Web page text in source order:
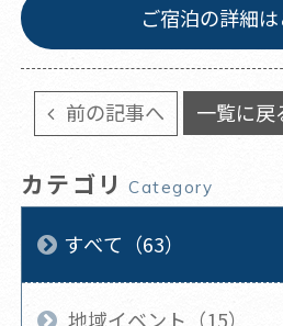
ご宿泊の詳細
前の記事へ 一覧に戻
カテゴリ Category
すべて（63）
地域イベント（15）